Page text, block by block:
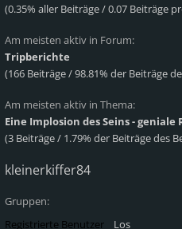
(0.35% aller Beiträge / 0.07 Beiträge
Am meisten aktiv in Forum:
Tripberichte
(166 Beiträge / 98.81% der Beiträge
Am meisten aktiv in Thema:
Eine Implosion des Seins - geniale
(3 Beiträge / 1.79% der Beiträge des
kleinerkiffer84
Gruppen: